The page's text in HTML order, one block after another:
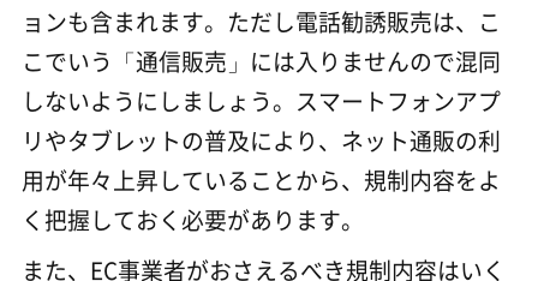
ョンも含まれます。ただし電話勧誘販売は、こ
こでいう「通信販売」には入りませんので混同
しないようにしましょう。スマートフォンアプ
リやタブレットの普及により、ネット通販の利
用が年々上昇していることから、規制内容をよ
く把握しておく必要があります。
また、EC事業者がおさえるべき規制内容はいく